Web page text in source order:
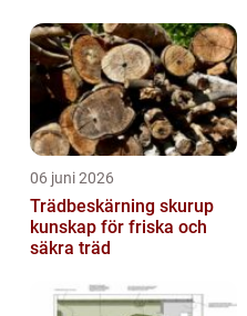
06 juni 2026
Trädbeskärning skurup
kunskap för friska och
säkra träd